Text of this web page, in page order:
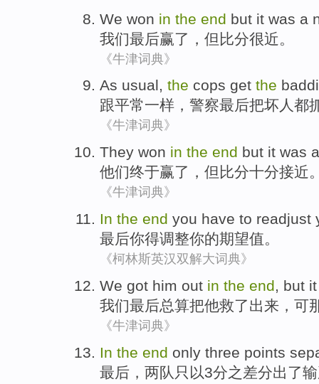
We won in the end but it was a
我们最后赢了， 但 比分很近。
《牛津词典》
As usual, the cops get the
跟平常一样， 警察最后把坏人都
《牛津词典》
They won in the end but it was
他们终于赢了， 但 比分十分接近
《牛津词典》
In the end you have to readjust
最后你得调整你的期望值。
《柯林斯英汉双解大词典》
We got him out in the end, but it
我们最后总算把他救了出来 ， 可
《牛津词典》
In the end only three points
最后 ， 两队 只 以3分之差分出了